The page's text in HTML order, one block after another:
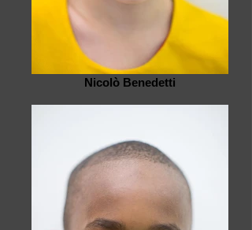
Nicolò Benedetti